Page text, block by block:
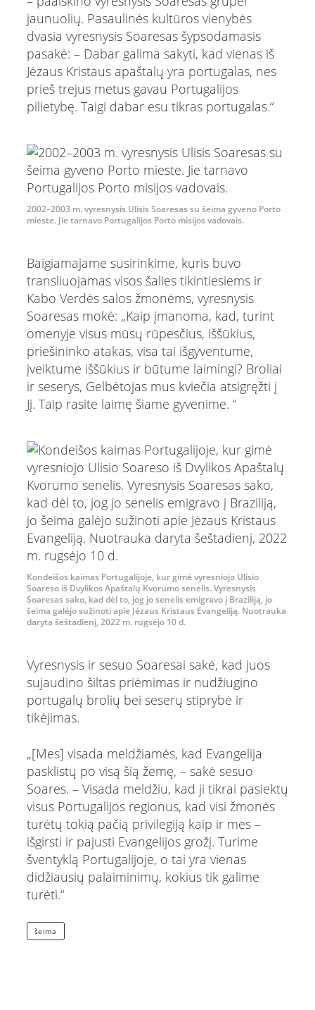
jaunuolių. Pasaulinės kultūros vienybės
dvasia vyresnysis Soaresas šypsodamasis
pasakė: – Dabar galima sakyti, kad vienas iš
Jėzaus Kristaus apaštalų yra portugalas, nes
prieš trejus metus gavau Portugalijos
pilietybę. Taigi dabar esu tikras portugalas.“
2002–2003 m. vyresnysis Ulisis Soaresas su šeima gyveno Porto
mieste. Jie tarnavo Portugalijos Porto misijos vadovais.
Baigiamajame susirinkime, kuris buvo
transliuojamas visos šalies tikintiesiems ir
Kabo Verdės salos žmonėms, vyresnysis
Soaresas mokė: „Kaip įmanoma, kad, turint
omenyje visus mūsų rūpesčius, iššūkius,
priešininko atakas, visa tai išgyventume,
įveiktume iššūkius ir būtume laimingi? Broliai
ir seserys, Gelbėtojas mus kviečia atsigręžti į
Jį. Taip rasite laimę šiame gyvenime. “
Kondeišos kaimas Portugalijoje, kur gimė vyresniojo Ulisio
Soareso iš Dvylikos Apaštalų Kvorumo senelis. Vyresnysis
Soaresas sako, kad dėl to, jog jo senelis emigravo į Braziliją, jo
šeima galėjo sužinoti apie Jėzaus Kristaus Evangeliją. Nuotrauka
daryta šeštadienį, 2022 m. rugsėjo 10 d.
Vyresnysis ir sesuo Soaresai sakė, kad juos
sujaudino šiltas priėmimas ir nudžiugino
portugalų brolių bei seserų stiprybė ir
tikėjimas.
„[Mes] visada meldžiamės, kad Evangelija
pasklistų po visą šią žemę, – sakė sesuo
Soares. – Visada meldžiu, kad ji tikrai pasiektų
visus Portugalijos regionus, kad visi žmonės
turėtų tokią pačią privilegiją kaip ir mes –
išgirsti ir pajusti Evangelijos grožį. Turime
šventyklą Portugalijoje, o tai yra vienas
didžiausių palaiminimų, kokius tik galime
turėti.“
šeima